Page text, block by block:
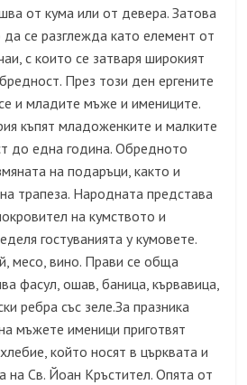
от кума или от девера. Затова
се разглежда като елемент от
, с които се затваря широкият
През този ден ергените
и младите мъже и имениците.
къпят младоженките и малките
до една година. Обредното
на подаръци, както и
трапеза. Народната представа
накумствотои
гостуванията у кумовете.
месо, вино. Прави се обща
фасул, ошав, баница,кървавица,
ребрасъс зеле.За празника
мъжете именици приготвят
който носят в църквата и
на Св. Йоан Кръстител. Опята от